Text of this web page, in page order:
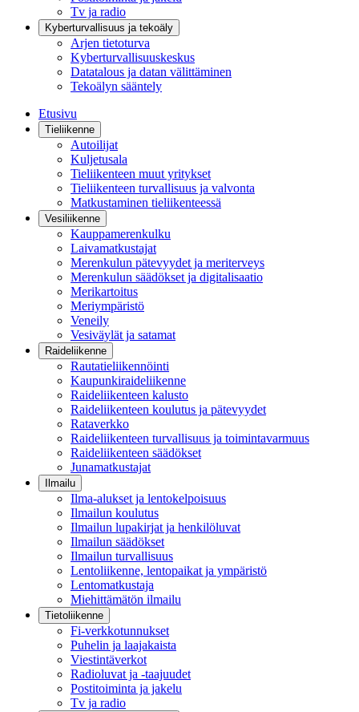
Tv ja radio
Kyberturvallisuus ja tekoäly
Arjen tietoturva
Kyberturvallisuuskeskus
Datatalous ja datan välittäminen
Tekoälyn sääntely
Etusivu
Tieliikenne
Autoilijat
Kuljetusala
Tieliikenteen muut yritykset
Tieliikenteen turvallisuus ja valvonta
Matkustaminen tieliikenteessä
Vesiliikenne
Kauppamerenkulku
Laivamatkustajat
Merenkulun pätevyydet ja meriterveys
Merenkulun säädökset ja digitalisaatio
Merikartoitus
Meriympäristö
Veneily
Vesiväylät ja satamat
Raideliikenne
Rautatieliikennöinti
Kaupunkiraideliikenne
Raideliikenteen kalusto
Raideliikenteen koulutus ja pätevyydet
Rataverkko
Raideliikenteen turvallisuus ja toimintavarmuus
Raideliikenteen säädökset
Junamatkustajat
Ilmailu
Ilma-alukset ja lentokelpoisuus
Ilmailun koulutus
Ilmailun lupakirjat ja henkilöluvat
Ilmailun säädökset
Ilmailun turvallisuus
Lentoliikenne, lentopaikat ja ympäristö
Lentomatkustaja
Miehittämätön ilmailu
Tietoliikenne
Fi-verkkotunnukset
Puhelin ja laajakaista
Viestintäverkot
Radioluvat ja -taajuudet
Postitoiminta ja jakelu
Tv ja radio